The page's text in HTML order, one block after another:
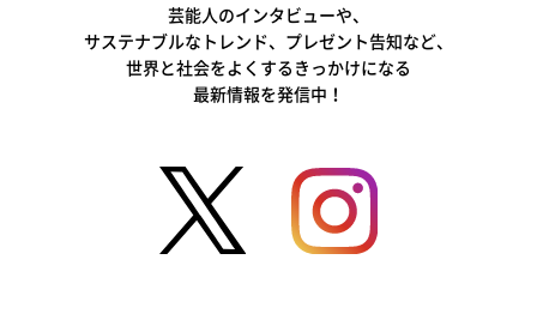
芸能人のインタビューや、
サステナブルなトレンド、プレゼント告知など、
世界と社会をよくするきっかけになる
最新情報を発信中！